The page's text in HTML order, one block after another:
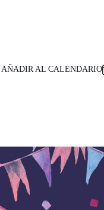
AÑADIR AL CALENDARIO